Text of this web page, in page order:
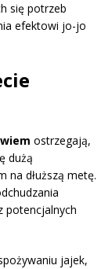
się potrzeb
efektowi jo-jo
ostrzegają,
dużą
na dłuższą metę.
potencjalnych
jajek,